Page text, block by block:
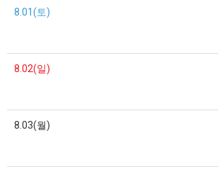
8.01(토)
8.02(일)
8.03(월)